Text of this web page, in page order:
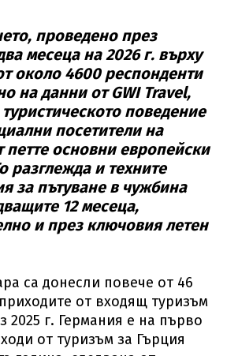
проведено през
месеца на 2026 г. върху
около 4600 респонденти
на данни от GWI Travel,
поведение
посетители на
петте основни европейски
разглежда и техните
за пътуване в чужбина
12 месеца,
и през ключовия летен
са донесли повече от 46
от входящ туризъм
2025 г. Германия е на първо
от туризъм за Гърция